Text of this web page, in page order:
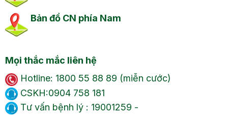
Bản đồ CN phía Nam
Mọi thắc mắc liên hệ
Hotline: 1800 55 88 89 (miễn cước)
CSKH:0904 758 181
Tư vấn bệnh lý : 19001259 -